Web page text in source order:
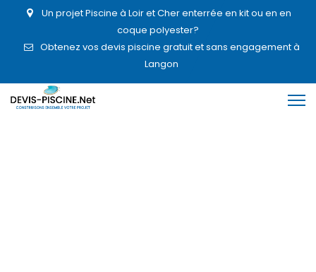
Un projet Piscine à Loir et Cher enterrée en kit ou en en
coque polyester?
Obtenez vos devis piscine gratuit et sans engagement à
Langon